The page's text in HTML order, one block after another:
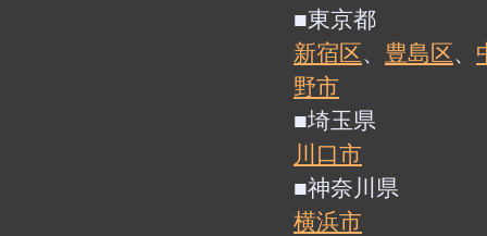
■東京都
新宿区、 豊島区、
野市
■埼玉県
川口市
■神奈川県
横浜市